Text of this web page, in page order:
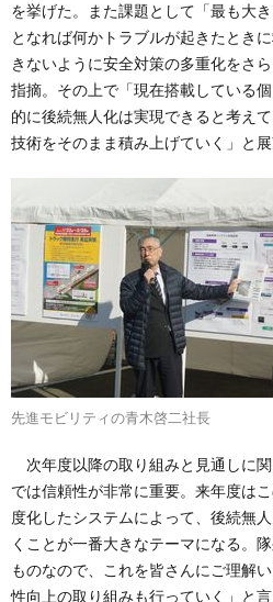
を挙げた。また課題として「最も大
となれば何かトラブルが起きたとき
きないように安全対策の多重化をさ
指摘。その上で「現在搭載している
的に後続無人化は実現できると考え
技術をそのまま積み上げていく」と展
先進モビリティの青木啓二社長
次年度以降の取り組みと見通しに
では信頼性が非常に重要。来年度は
度化したシステムによって、後続無
くことが一番大きなテーマになる。
ものなので、これを皆さんにご理解
性向上の取り組みも行っていく」と言